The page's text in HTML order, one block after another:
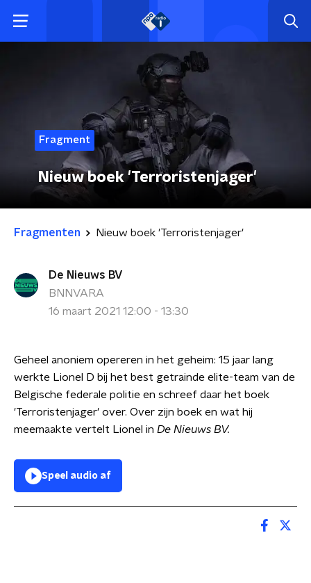
Fragment
Nieuw boek 'Terroristenjager'
Fragmenten Nieuw boek 'Terroristenjager'
De Nieuws BV
BNNVARA
16 maart 2021 12:00 - 13:30
Geheel anoniem opereren in het geheim: 15 jaar lang
werkte Lionel D bij het best getrainde elite-team van de
Belgische federale politie en schreef daar het boek
'Terroristenjager' over. Over zijn boek en wat hij
meemaakte vertelt Lionel in De Nieuws BV.
Speel audio af